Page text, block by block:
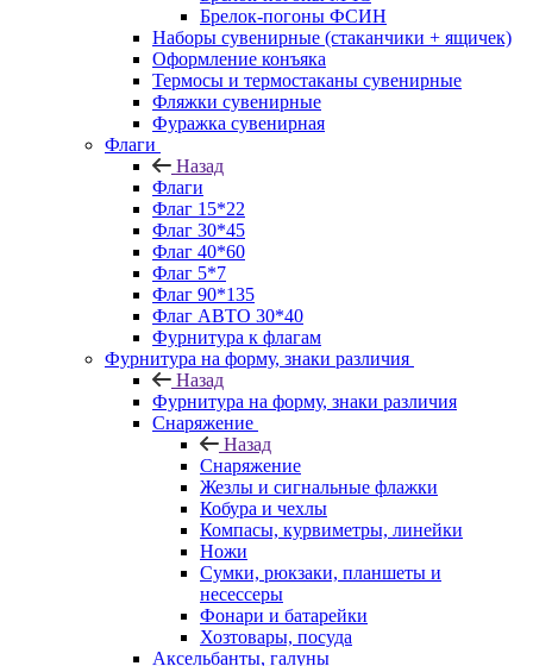
Брелок-погоны ФСИН
Наборы сувенирные (стаканчики + ящичек)
Оформление конъяка
Термосы и термостаканы сувенирные
Фляжки сувенирные
Фуражка сувенирная
Флаги
Назад
Флаги
Флаг 15*22
Флаг 30*45
Флаг 40*60
Флаг 5*7
Флаг 90*135
Флаг АВТО 30*40
Фурнитура к флагам
Фурнитура на форму, знаки различия
Назад
Фурнитура на форму, знаки различия
Снаряжение
Назад
Снаряжение
Жезлы и сигнальные флажки
Кобура и чехлы
Компасы, курвиметры, линейки
Ножи
Сумки, рюкзаки, планшеты и
несессеры
Фонари и батарейки
Хозтовары, посуда
Аксельбанты, галуны